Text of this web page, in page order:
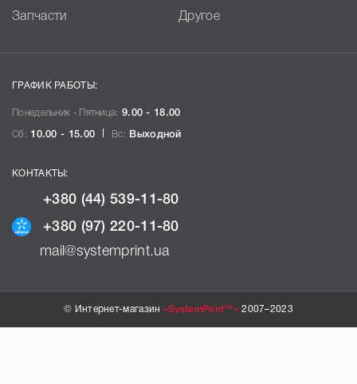
Запчасти Другое
ГРАФИК РАБОТЫ:
Понедельник - Пятница: 9.00 - 18.00
Сб: 10.00 - 15.00 Вс: Выходной
КОНТАКТЫ:
+380 (44) 539-11-80
+380 (97) 220-11-80
mail@systemprint.ua
© Интернет-магазин «SystemPrint™» 2007–2023